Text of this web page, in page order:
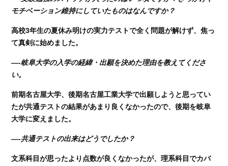
モチベーション維持にしていたものはなんですか？
高校3年生の夏休み明けの実力テストで全く問題が解けず、焦っ
て真剣に始めました。
—-岐阜大学の入学の経緯・出願を決めた理由を教えてくださ
い。
前期名古屋大学、後期名古屋工業大学で出願しようと思ってい
たが共通テストの結果があまり良くなかったので、後期を岐阜
大学に変えました。
—-共通テストの出来はどうでしたか？
文系科目が思ったより点数が良くなかったが、理系科目でカバ